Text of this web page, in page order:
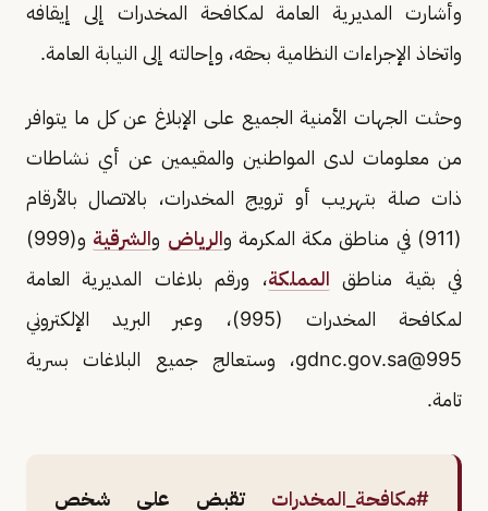
وأشارت المديرية العامة لمكافحة المخدرات إلى إيقافه
واتخاذ الإجراءات النظامية بحقه، وإحالته إلى النيابة العامة.
وحثت الجهات الأمنية الجميع على الإبلاغ عن كل ما يتوافر
من معلومات لدى المواطنين والمقيمين عن أي نشاطات
ذات صلة بتهريب أو ترويج المخدرات، بالاتصال بالأرقام
(911) في مناطق مكة المكرمة و
الرياض والشرقية
و(999)
في بقية مناطق المملكة، ورقم بلاغات المديرية العامة
لمكافحة المخدرات (995)، وعبر البريد الإلكتروني
995@gdnc.gov.sa
، وستعالج جميع البلاغات بسرية
تامة.
#مكافحة_المخدرات تقبض على شخص